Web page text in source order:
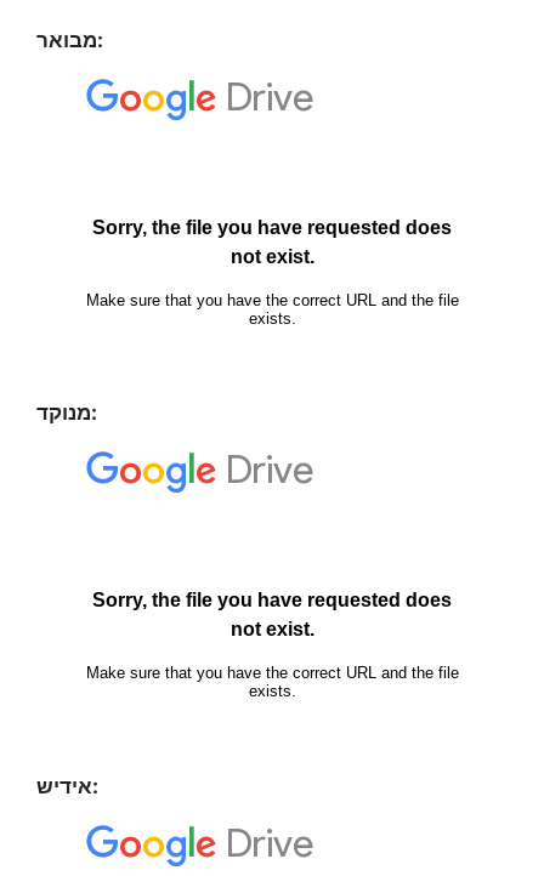
מבואר:
מנוקד:
אידיש: